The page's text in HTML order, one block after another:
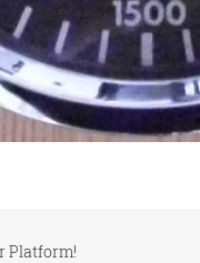
Platform!